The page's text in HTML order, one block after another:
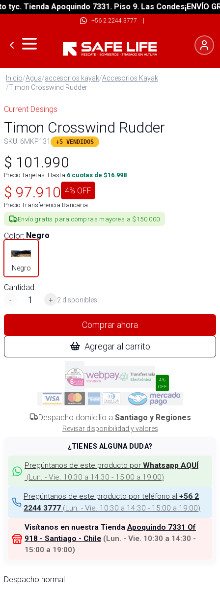
Tienda Apoquindo 7331. Piso 9. Las Condes¡ENVÍO
+56 2 2244 3777 |
Inicio/Agua/accesorios kayak/Accesorios Kayak
/Timon Crosswind Rudder
Current Desings
Timon Crosswind Rudder
SKU: 6MKP131 +5 VENDIDOS
$ 101.990
Precio Tarjetas: Hasta 6 cuotas de $16.998
$ 97.910 4% OFF
Precio Transferencia Bancaria
Envío gratis para compras mayores a $150.000
Color: Negro
Negro
Cantidad:
-
+ 2 disponibles
Comprar ahora
Agregar al carrito
4%
OFF
Despacho domicilio a Santiago y Regiones
Revisar disponibilidad y valores
¿TIENES ALGUNA DUDA?
Pregúntanos de este producto por Whatsapp AQUÍ
(Lun. - Vie. 10:30 a 14:30 - 15:00 a 19:00)
Pregúntanos de este producto por teléfono al +56 2
2244 3777 (Lun. - Vie. 10:30 a 14:30 - 15:00 a 19:00)
Visítanos en nuestra Tienda Apoquindo 7331 Of
918 - Santiago - Chile (Lun. - Vie. 10:30 a 14:30 -
15:00 a 19:00)
Despacho normal